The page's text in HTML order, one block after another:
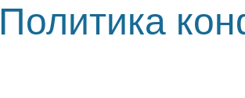
Политика